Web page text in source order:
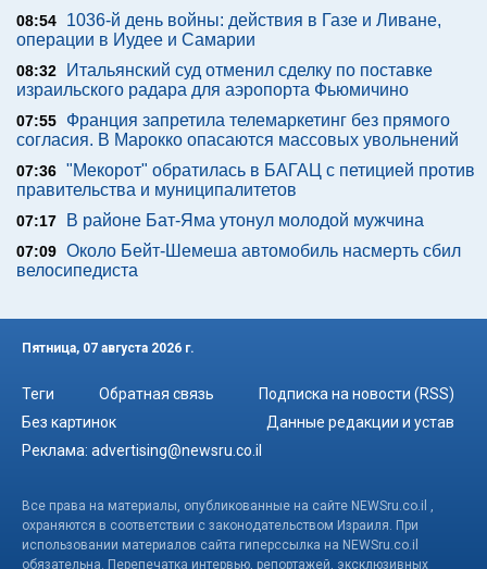
08:54
1036-й день войны: действия в Газе и Ливане,
операции в Иудее и Самарии
08:32
Итальянский суд отменил сделку по поставке
израильского радара для аэропорта Фьюмичино
07:55
Франция запретила телемаркетинг без прямого
согласия. В Марокко опасаются массовых увольнений
07:36 "Мекорот" обратилась в БАГАЦ с петицией против
правительства и муниципалитетов
07:17 В районе Бат-Яма утонул молодой мужчина
07:09 Около Бейт-Шемеша автомобиль насмерть сбил
велосипедиста
Пятница, 07 августа 2026 г.
Теги Обратная связь
Подписка на новости (RSS)
Без картинок
Данные редакции и устав
Реклама: advertising@newsru.co.il
Все права на материалы, опубликованные на сайте NEWSru.co.il ,
охраняются в соответствии с законодательством Израиля. При
использовании материалов сайта гиперссылка на NEWSru.co.il
обязательна. Перепечатка интервью, репортажей, эксклюзивных